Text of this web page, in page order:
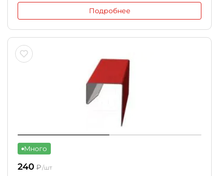
Подробнее
Много
240 ₽/шт